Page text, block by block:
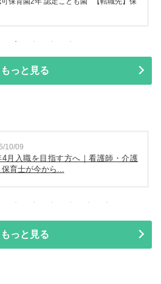
もっと見る
10/09
4月入職を目指す方へ｜看護師・介護
保育士が今から...
もっと見る